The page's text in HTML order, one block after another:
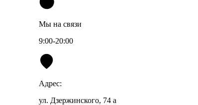
Мы на связи
9:00-20:00
Адрес:
ул. Дзержинского, 74 а